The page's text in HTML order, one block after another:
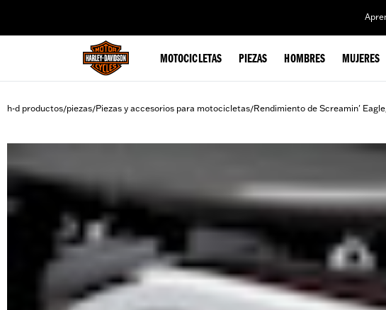
MOTOCICLETAS PIEZAS HOMBRES MUJERES
h-d productos/piezas/Piezas y accesorios para motocicletas/Rendimiento de Screamin' Eagle